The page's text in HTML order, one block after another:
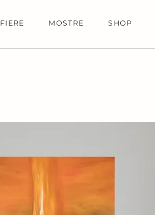
FIERE MOSTRE SHOP